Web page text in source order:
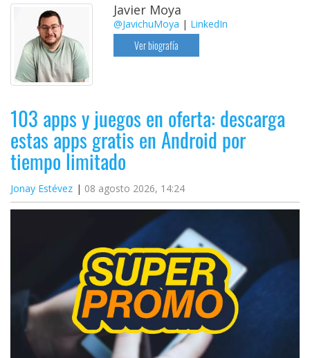
Javier Moya
@JavichuMoya | LinkedIn
Ver biografía
103 apps y juegos en oferta: descarga
estas apps gratis en Android por
tiempo limitado
Jonay Estévez 08 agosto 2026, 14:24